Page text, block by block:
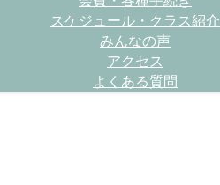
スケジュール・クラス紹介
みんなの声
アクセス
よくある質問